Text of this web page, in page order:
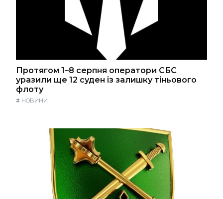
Протягом 1–8 серпня оператори СБС
уразили ще 12 суден із залишку тіньового
флоту
# НОВИНИ